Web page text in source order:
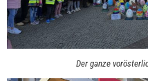
Der ganze